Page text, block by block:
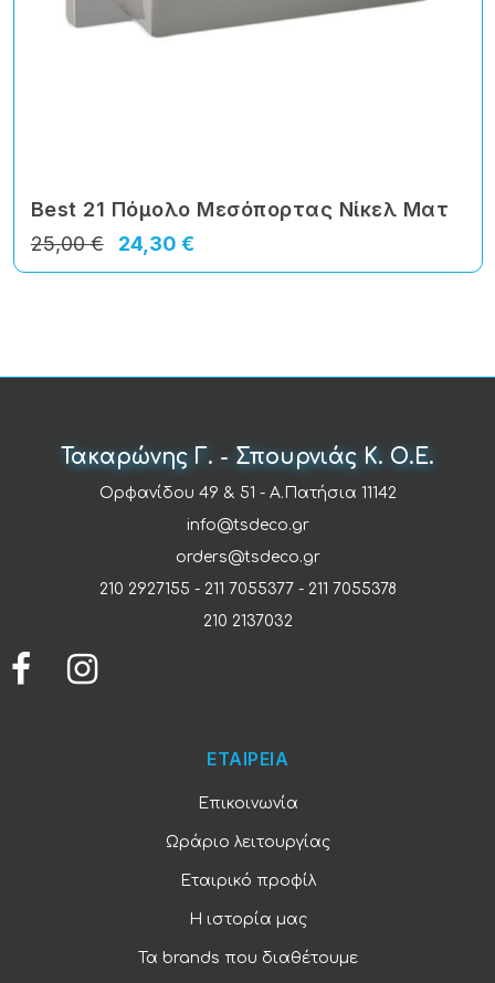
Best 21 Πόμολο Μεσόπορτας Νίκελ Ματ
24,30 €
25,00 €
Τακαρώνης Γ. - Σπουρνιάς Κ. Ο.Ε.
Ορφανίδου 49 & 51 - Α.Πατήσια 11142
info@tsdeco.gr
orders@tsdeco.gr
210 2927155 - 211 7055377- 211 7055378
210 2137032
ΕΤΑΙΡΕΙΑ
Επικοινωνία
Ωράριο λειτουργίας
Εταιρικό προφίλ
Η ιστορία μας
Τα brands που διαθέτουμε